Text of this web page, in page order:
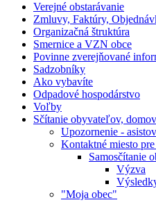
Verejné obstarávanie
Zmluvy, Faktúry,
Organizačná štruktúra
Smernice a VZN obce
Povinne zverejňované
Sadzobníky
Ako vybavíte
Odpadové hospodárstvo
Voľby
Sčítanie obyvateľov,
Upozornenie -
Kontaktné miesto
Samosčítanie
Výzva
"Moja obec"